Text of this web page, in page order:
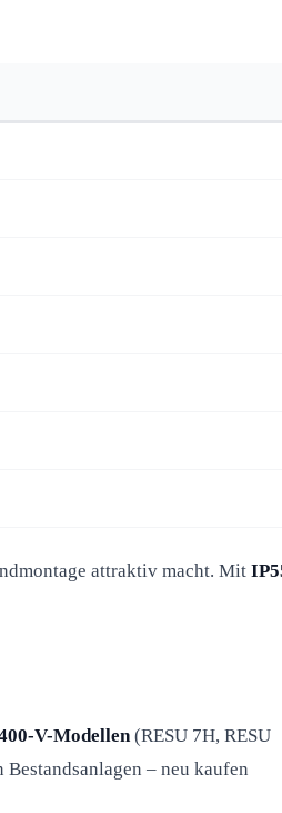
attraktiv macht. Mit
V-Modellen (RESU 7H, RESU
– neu kaufen